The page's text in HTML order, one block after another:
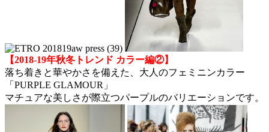
【2018-19年秋冬トレンド カラー編②】
落ち着きと華やかさを備えた、大人のフェミニンカラー
「PURPLE GLAMOUR」
マチュアな美しさが際立つパープルのバリエーションです。